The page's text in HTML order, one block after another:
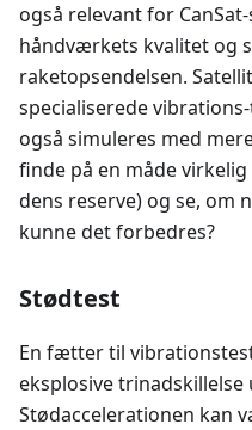
også relevant for
håndværkets kvalitet og
raketopsendelsen.
specialiserede
også simuleres med
finde på en måde
dens reserve) og se, om
kunne det forbedres?
Stødtest
En fætter til
eksplosive
Stødaccelerationen kan